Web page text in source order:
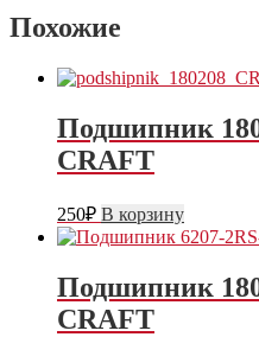
Похожие
Подшипник
CRAFT
250₽ В корзину
Подшипник
CRAFT